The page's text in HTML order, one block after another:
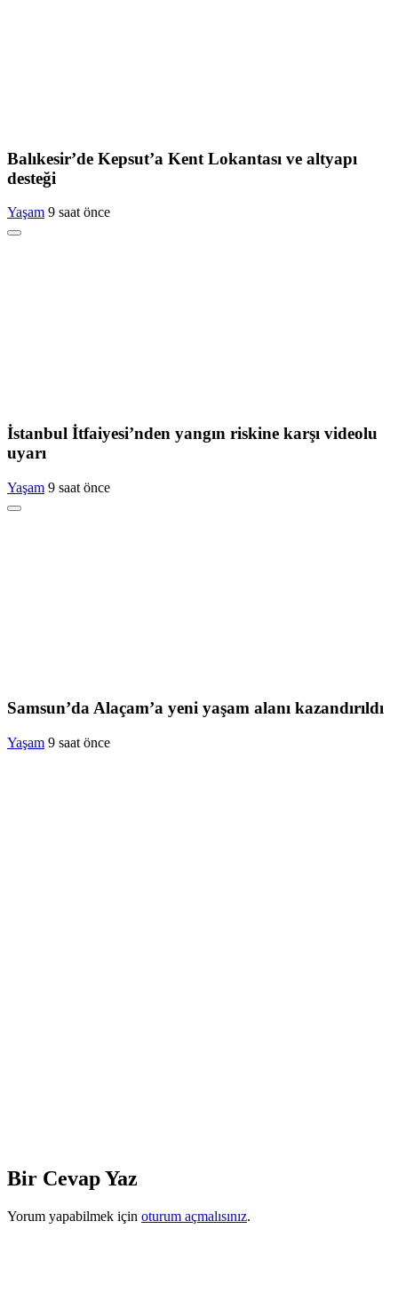
Balıkesir’de Kepsut’a Kent Lokantası ve altyapı
desteği
Yaşam 9 saat önce
İstanbul İtfaiyesi’nden yangın riskine karşı videolu
uyarı
Yaşam 9 saat önce
Samsun’da Alaçam’a yeni yaşam alanı kazandırıldı
Yaşam 9 saat önce
Bir Cevap Yaz
Yorum yapabilmek için oturum açmalısınız.